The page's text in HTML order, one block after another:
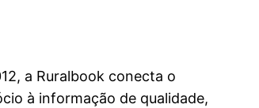
a Ruralbook conecta o
à informação de qualidade,